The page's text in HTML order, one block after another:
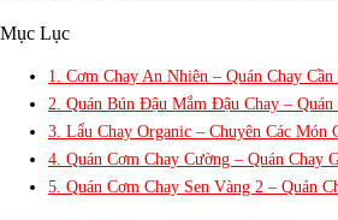
Mục Lục
1. Cơm Chay An Nhiên – Quán Chay
2. Quán Bún Đậu Mắm Đậu Chay –
3. Lẩu Chay Organic – Chuyên Các Món
4. Quán Cơm Chay Cường – Quán Chay
5. Quán Cơm Chay Sen Vàng 2 – Quán